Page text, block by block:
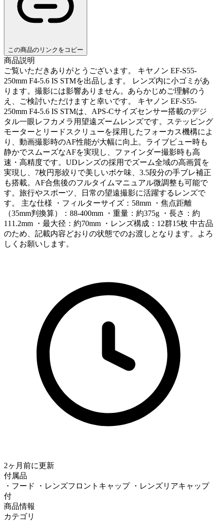
この商品のリンクをコピー
商品説明
ご覧いただきありがとうございます。 キヤノン EF-S55-
250mm F4-5.6 IS STMを出品します。 レンズ内に小ゴミがあ
ります。撮影には影響ありません。あらかじめご理解のう
え、ご検討いただけますと幸いです。 キヤノン EF-S55-
250mm F4-5.6 IS STMは、APS-Cサイズセンサー搭載のデジ
タル一眼レフカメラ用望遠ズームレンズです。ステッピング
モーターとリードスクリューを採用したフォーカス機構によ
り、動画撮影時のAF性能が大幅に向上。ライブビュー時も
静かでスムーズなAFを実現し、ファインダー撮影時も高
速・高精度です。UDレンズの採用でズーム全域の高画質を
実現し、7枚円形絞りで美しいボケ味、3.5段分の手ブレ補正
も搭載。AF合焦後のフルタイムマニュアル微調整も可能で
す。旅行やスポーツ、日常の望遠撮影に活躍するレンズで
す。 主な仕様 ・フィルターサイズ：58mm ・焦点距離
（35mm判換算）：88-400mm ・重量：約375g ・長さ：約
111.2mm ・最大径：約70mm ・レンズ構成：12群15枚 中古品
のため、記載内容どおりの状態でのお渡しとなります。よろ
しくお願いします。
2ヶ月前に更新
付属品
・フード ・レンズフロントキャップ ・レンズリアキャップ
付
商品情報
カテゴリ